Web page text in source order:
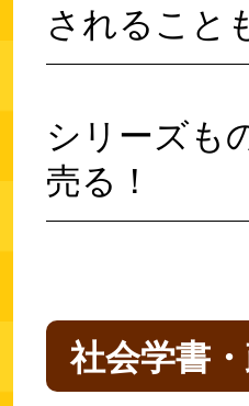
されること
シリーズも
売る！
社会学書